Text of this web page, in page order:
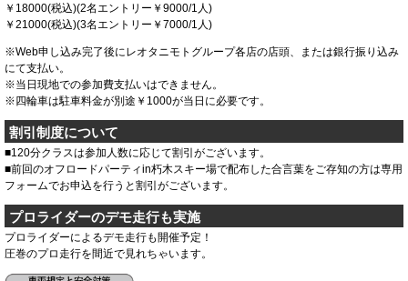
￥18000(税込)(2名エントリー￥9000/1人)
￥21000(税込)(3名エントリー￥7000/1人)
※Web申し込み完了後にレオタニモトグループ各店の店頭、または銀行振り込み
にて支払い。
※当日現地での参加費支払いはできません。
※四輪車は駐車料金が別途￥1000が当日に必要です。
割引制度について
■120分クラスは参加人数に応じて割引がございます。
■前回のオフロードパーティin朽木スキー場で配布した合言葉をご存知の方は専用
フォームでお申込を行うと割引がございます。
プロライダーのデモ走行も実施
プロライダーによるデモ走行も開催予定！
圧巻のプロ走行を間近で見れちゃいます。